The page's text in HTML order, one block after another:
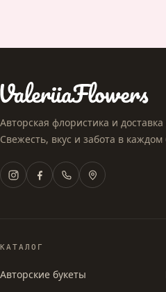
Авторская флористика и
Свежесть, вкус и забота в каждом
КАТАЛОГ
Авторские букеты